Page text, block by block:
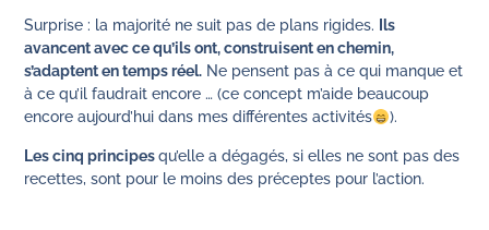
Surprise : la majorité ne suit pas de plans rigides. Ils
avancent avec ce qu’ils ont, construisent en chemin,
s’adaptent en temps réel. Ne pensent pas à ce qui manque et
à ce qu’il faudrait encore … (ce concept m’aide beaucoup
encore aujourd’hui dans mes différentes activités
).
Les cinq principesqu’elle a dégagés, si elles ne sont pas des
recettes, sont pour le moins des préceptes pour l’action.